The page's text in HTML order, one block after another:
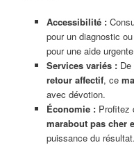
Accessibilité :
pour un diagnostic
pour une aide
Services variés :De
retour affectif, ce
avec dévotion.
Économie :Profitez
marabout pas cher
puissance du résultat.